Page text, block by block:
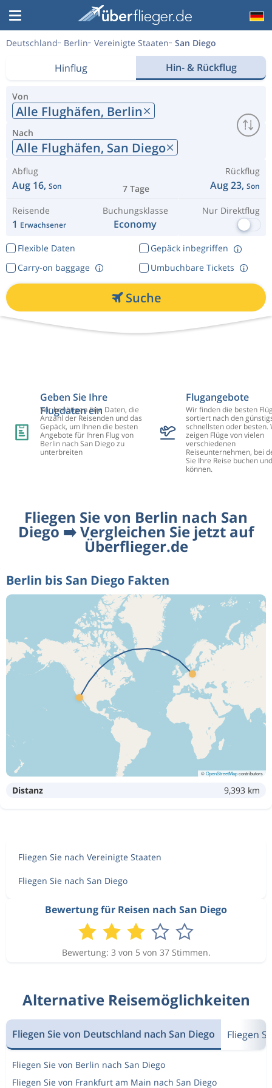
Deutschland Berlin Vereinigte Staaten San Diego
Hinflug Hin- & Rückflug
Von
Alle Flughäfen, Berlin
Nach
Alle Flughäfen, San Diego
Abflug
Aug 16, Son 7 Tage
Rückflug
Aug 23, Son
Reisende
1 Erwachsener
Buchungsklasse
Economy
Nur Direktflug
Flexible Daten
Gepäck inbegriffen
Umbuchbare Tickets
Carry-on baggage
Suche
Geben Sie Ihre
Flugdaten ein
Wir benötigen Ihre Daten, die
Anzahl der Reisenden und das
Gepäck, um Ihnen die besten
Angebote für Ihren Flug von
Berlin nach San Diego zu
unterbreiten
Flugangebote
Wir finden die besten
sortiert nach den
schnellsten oder besten.
zeigen Flüge von vielen
verschiedenen
Reiseunternehmen, bei
Sie Ihre Reise buchen
können.
Fliegen Sie von Berlin nach San
Diego ➡️ Vergleichen Sie jetzt auf
Überflieger.de
Berlin bis San Diego Fakten
©OpenStreetMapcontributors
Distanz 9,393 km
Fliegen Sie nach Vereinigte Staaten
Fliegen Sie nach San Diego
Bewertung für Reisen nach San Diego
Bewertung: 3 von 5 von 37 Stimmen.
Alternative Reisemöglichkeiten
Fliegen Sie von Deutschland nach San Diego Fliegen
Fliegen Sie von Berlin nach San Diego
Fliegen Sie von Frankfurt am Main nach San Diego